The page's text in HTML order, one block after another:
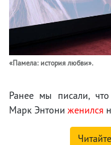
«Памела: история любви».
Ранее мы писали,
Марк Энтони женился